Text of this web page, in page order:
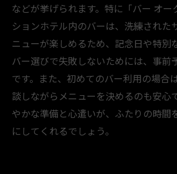
などが挙げられます。特に「バー オー
ションホテル内のバーは、洗練された
ニューが楽しめるため、記念日や特別
バー選びで失敗しないためには、事前
です。また、初めてのバー利用の場合
談しながらメニューを決めるのも安心
やかな準備と心遣いが、ふたりの時間
にしてくれるでしょう。